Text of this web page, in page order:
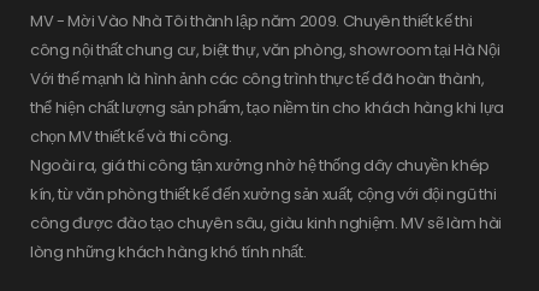
MV - Mời Vào Nhà Tôi thành lập năm 2009. Chuyên thiết kế thi
công nội thất chung cư, biệt thự, văn phòng, showroom tại Hà Nội
Với thế mạnh là hình ảnh các công trình thực tế đã hoàn thành,
thể hiện chất lượng sản phẩm, tạo niềm tin cho khách hàng khi lựa
chọn MV thiết kế và thi công.
Ngoài ra, giá thi công tận xưởng nhờ hệ thống dây chuyền khép
kín, từ văn phòng thiết kế đến xưởng sản xuất, cộng với đội ngũ thi
công được đào tạo chuyên sâu, giàu kinh nghiệm. MV sẽ làm hài
lòng những khách hàng khó tính nhất.